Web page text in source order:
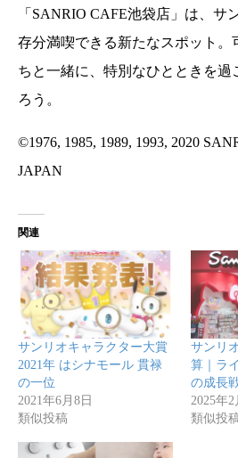
「SANRIO CAFE池袋店」は、サ
存分満喫できる新たなスポット。
ちと一緒に、特別なひとときを過
ろう。
©︎1976, 1985, 1989, 1993, 2020
JAPAN
関連
サンリオキャラクター大賞
2021年 はシナモール 貫禄
の一位
2021年6月8日
類似投稿
サンリ
算｜ラ
の成長
2025年2
類似投